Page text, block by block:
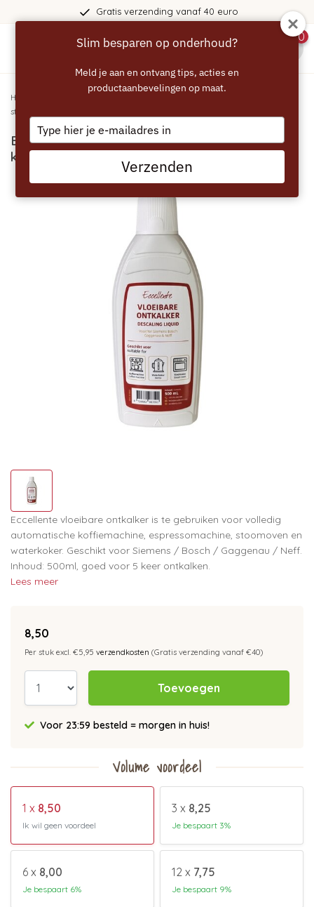
Gratis verzending vanaf 40 euro
0
Home
stoomoven
ECCELLENTE Vloeibare Ontkalker voor Neff
koffiemachine en stoomoven
Eccellente vloeibare ontkalker is te gebruiken voor volledig
automatische koffiemachine, espressomachine, stoomoven en
waterkoker. Geschikt voor Siemens / Bosch / Gaggenau / Neff.
Inhoud: 500ml, goed voor 5 keer ontkalken.
Lees meer
8,50
Per stuk excl. €5,95 verzendkosten (Gratis verzending vanaf €40)
Toevoegen
Voor 23:59 besteld = morgen in huis!
Volume voordeel
1 x 8,50
Ik wil geen voordeel
3 x 8,25
Je bespaart 3%
6 x 8,00
Je bespaart 6%
12 x 7,75
Je bespaart 9%
Slim besparen op onderhoud?
Meld je aan en ontvang tips, acties en
productaanbevelingen op maat.
Type
your
email
Verzenden